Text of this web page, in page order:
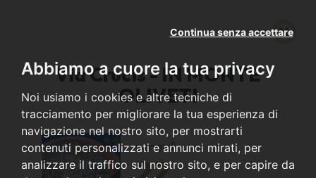
Abbiamo a cuore la tua privacy
Noi usiamo i cookies e altre tecniche di
tracciamento per migliorare la tua esperienza di
navigazione nel nostro sito, per mostrarti
contenuti personalizzati e annunci mirati, per
analizzare il traffico sul nostro sito, e per capire da
Continua senza accettare
Via Crucis - IN MONTE
OLIVETI
venerdì